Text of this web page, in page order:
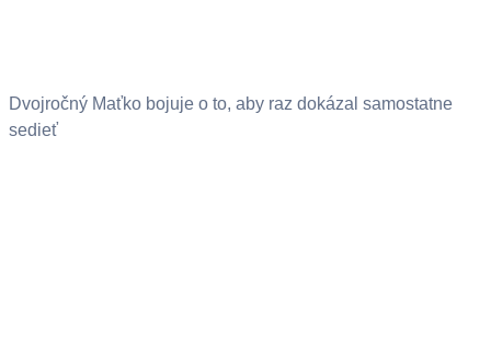
Dvojročný Maťko bojuje o to, aby raz dokázal samostatne
sedieť